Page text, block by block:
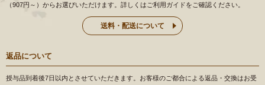
（907円～）からお選びいただけます。詳しくはご利用ガイドをご確認ください。
送料・配送について
返品について
授与品到着後7日以内とさせていただきます。お客様のご都合による返品・交換はお受